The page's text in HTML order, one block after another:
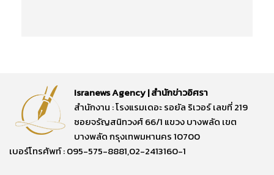
Isranews Agency | สำนักข่าวอิศรา
สำนักงาน : โรงแรมเดอะ รอยัล ริเวอร์ เลขที่ 219
ซอยจรัญสนิทวงศ์ 66/1 แขวง บางพลัด เขต
บางพลัด กรุงเทพมหานคร 10700
เบอร์โทรศัพท์ : 095-575-8881,02-2413160-1